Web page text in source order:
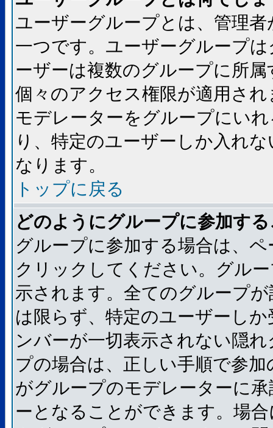
ユーザーグループとは、管理
一つです。ユーザーグループ
ーザーは複数のグループに所
個々のアクセス権限が適用さ
モデレーターをグループにい
り、特定のユーザーしか入れ
なります。
トップに戻る
どのようにグループに参加す
グループに参加する場合は、
クリックしてください。グル
示されます。全てのグループ
は限らず、特定のユーザーし
ンバーが一切表示されない隠
プの場合は、正しい手順で参
がグループのモデレーターに
ーとなることができます。場